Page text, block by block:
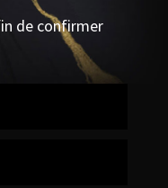
de confirmer